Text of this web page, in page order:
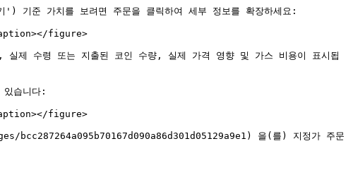
기준 가치를 보려면 주문을 클릭하여 세부 정보를 확장하세요:
figure>
실제 수령 또는 지출된 코인 수량, 실제 가격 영향 및 가스 비용이 표시됩
습니다:
figure>
bcc287264a095b70167d090a86d301d05129a9e1) 을(를) 지정가 주문